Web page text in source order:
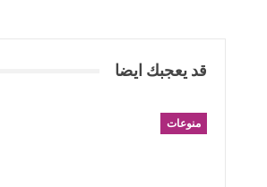
قد يعجبك ايضا
منوعات